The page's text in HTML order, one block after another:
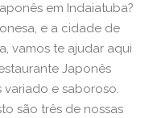
em Indaiatuba?
e a cidade de
vamos te ajudar aqui
Japonês
variado e saboroso.
são três de nossas